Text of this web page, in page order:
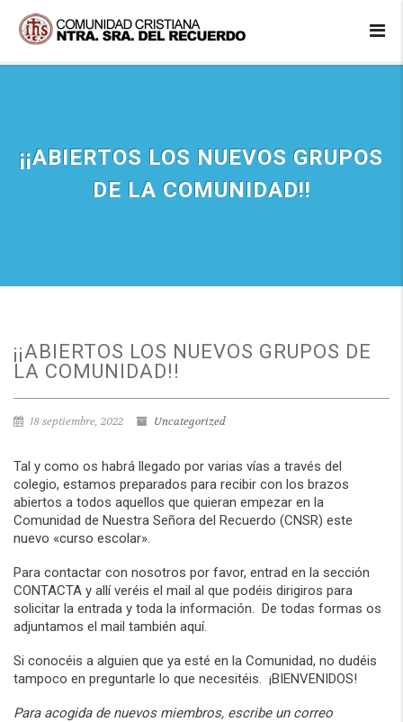
¡¡ABIERTOS LOS NUEVOS GRUPOS
DE LA COMUNIDAD!!
¡¡ABIERTOS LOS NUEVOS GRUPOS DE
LA COMUNIDAD!!
18 septiembre, 2022 Uncategorized
Tal y como os habrá llegado por varias vías a través del
colegio, estamos preparados para recibir con los brazos
abiertos a todos aquellos que quieran empezar en la
Comunidad de Nuestra Señora del Recuerdo (CNSR) este
nuevo «curso escolar».
Para contactar con nosotros por favor, entrad en la sección
CONTACTA y allí veréis el mail al que podéis dirigiros para
solicitar la entrada y toda la información. De todas formas os
adjuntamos el mail también aquí.
Si conocéis a alguien que ya esté en la Comunidad, no dudéis
tampoco en preguntarle lo que necesitéis. ¡BIENVENIDOS!
Para acogida de nuevos miembros, escribe un correo